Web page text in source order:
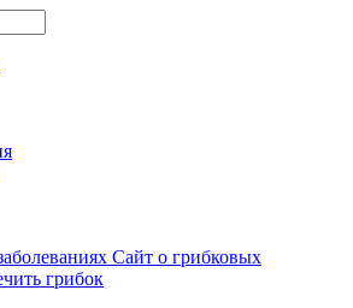
Сайт о грибковых
грибок